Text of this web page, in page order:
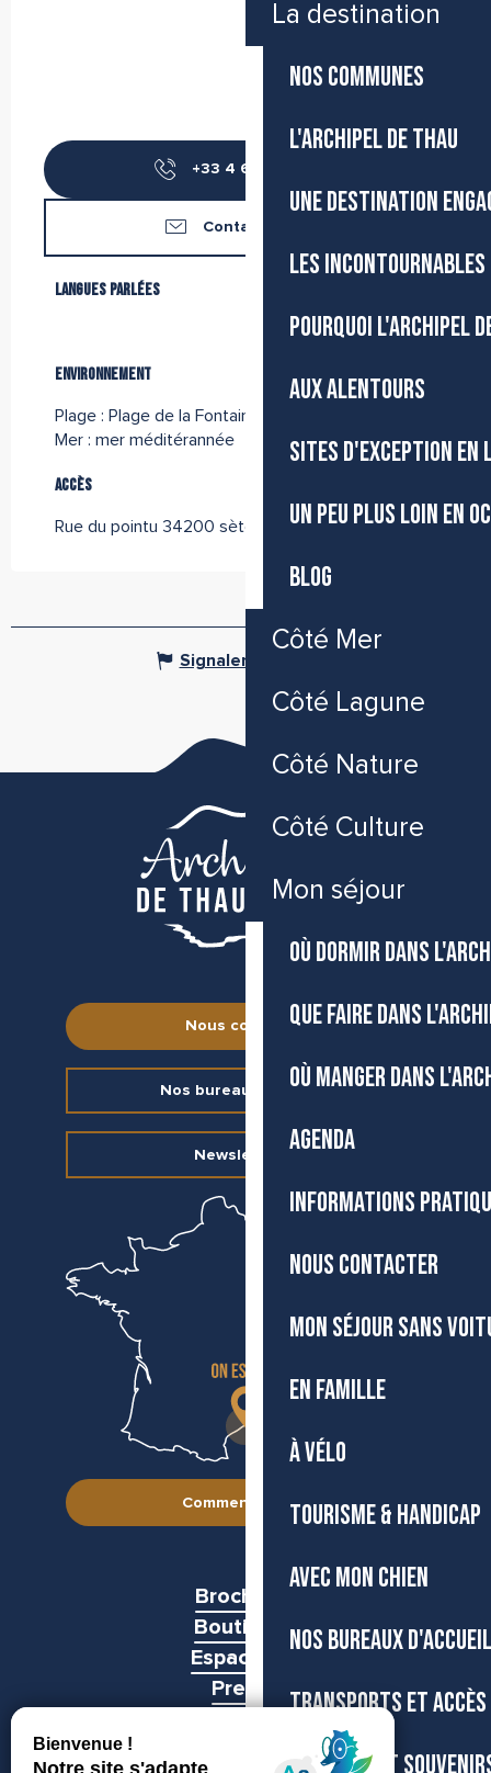
La destination
NOS COMMUNES
L'ARCHIPEL DE THAU
UNE DESTINATION
LES
POURQUOI L'ARCHIPEL
AUX ALENTOURS
SITES D'EXCEPTION EN
UN PEU PLUS LOIN EN
BLOG
Côté Mer
Côté Lagune
Côté Nature
Côté Culture
Mon séjour
OÙ DORMIR DANS
QUE FAIRE DANS
OÙ MANGER DANS
AGENDA
INFORMATIONS
NOUS CONTACTER
MON SÉJOUR SANS
EN FAMILLE
À VÉLO
TOURISME & HANDICAP
AVEC MON CHIEN
NOS BUREAUX D'ACCUEIL
TRANSPORTS ET ACCÈS
BOUTIQUE ET
+33 4 67 53 59
Contactez-nous
Langues parlées
Langues parlées
Environnement
Environnement
Plage : Plage de la Fontaine
Mer : mer méditérannée
Accès
Accès
Rue du pointu 34200 sète
Signaler une erreur
Nous contacter
Nos bureaux d’accueil
Newsletter
Comment venir ?
Brochures
Boutiques
Espace pro
Presse